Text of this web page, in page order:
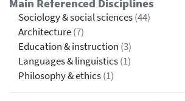
Main Referenced Disciplines
Sociology & social sciences(44)
Architecture(7)
Education & instruction (3)
Languages & linguistics(1)
Philosophy & ethics(1)